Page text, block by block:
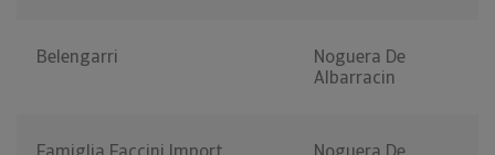
Belengarri
Noguera De
Albarracin